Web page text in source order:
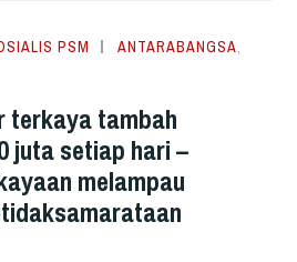
PSM ANTARABANGSA,
terkaya tambah
juta setiap hari –
melampau